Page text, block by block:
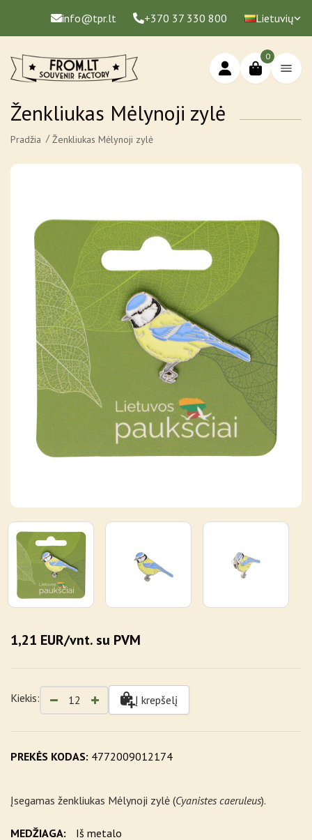
info@tpr.lt +370 37 330 800 Lietuvių
0
Ženkliukas Mėlynoji zylė
Pradžia Ženkliukas Mėlynoji zylė
PREKĖS KODAS: 4772009012174
Įsegamas ženkliukas Mėlynoji zylė (Cyanistes caeruleus).
MEDŽIAGA:
Iš metalo
1,21 EUR/vnt. su PVM
Kiekis: Į krepšelį